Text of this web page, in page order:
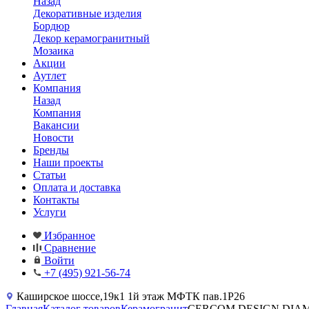
Декоративные изделия
Бордюр
Декор керамогранитный
Мозаика
Акции
Аутлет
Компания
Назад
Компания
Вакансии
Новости
Бренды
Наши проекты
Статьи
Оплата и доставка
Контакты
Услуги
Избранное
Сравнение
Войти
+7 (495) 921-56-74
Каширское шоссе,19к1 1й этаж МФТК пав.1Р26